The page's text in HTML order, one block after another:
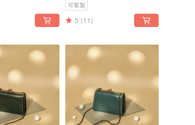
可客製
5 (11)